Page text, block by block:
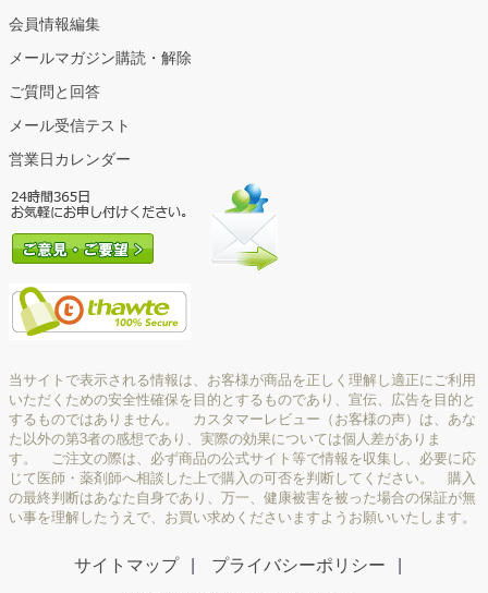
会員情報編集
メールマガジン購読・解除
ご質問と回答
メール受信テスト
営業日カレンダー
当サイトで表示される情報は、お客様が商品を正しく理解し適正にご利用
いただくための安全性確保を目的とするものであり、宣伝、広告を目的と
するものではありません。 カスタマーレビュー（お客様の声）は、あな
た以外の第3者の感想であり、実際の効果については個人差がありま
す。 ご注文の際は、必ず商品の公式サイト等で情報を収集し、必要に応
じて医師・薬剤師へ相談した上で購入の可否を判断してください。 購入
の最終判断はあなた自身であり、万一、健康被害を被った場合の保証が無
い事を理解したうえで、お買い求めくださいますようお願いいたします。
サイトマップ プライバシーポリシー